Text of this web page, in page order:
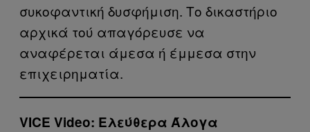
συκοφαντική δυσφήμιση. Το δικαστήριο
αρχικά τού απαγόρευσε να
αναφέρεται άμεσα ή έμμεσα στην
επιχειρηματία.
VICE Video: Ελεύθερα Άλογα